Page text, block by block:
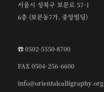
서울시 성북구 보문로 57-1
6층 (보문동7가, 중앙빌딩)
☎︎ 0502-5550-8700
FAX 0504-256-6600
info@orientalcalligraphy.org